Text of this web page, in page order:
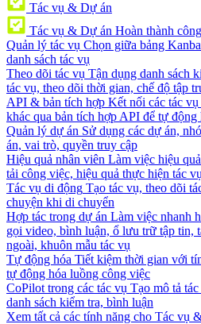
Tác vụ & Dự án
Tác vụ & Dự án Hoàn thành
Quản lý tác vụ Chọn giữa bảng
danh sách tác vụ
Theo dõi tác vụ Tận dụng danh sách
tác vụ, theo dõi thời gian, chế độ tập
API & bản tích hợp Kết nối các tác
khác qua bản tích hợp API để tự động
Quản lý dự án Sử dụng các dự án,
án, vai trò, quyền truy cập
Hiệu quả nhân viên Làm việc hiệu
tải công việc, hiệu quả thực hiện tác
Tác vụ di động Tạo tác vụ, theo dõi
chuyện khi di chuyển
Hợp tác trong dự án Làm việc nhanh
gọi video, bình luận, ổ lưu trữ tập tin,
ngoài, khuôn mẫu tác vụ
Tự động hóa Tiết kiệm thời gian với
tự động hóa luồng công việc
CoPilot trong các tác vụ Tạo mô tả
danh sách kiểm tra, bình luận
Xem tất cả các tính năng cho Tác vụ